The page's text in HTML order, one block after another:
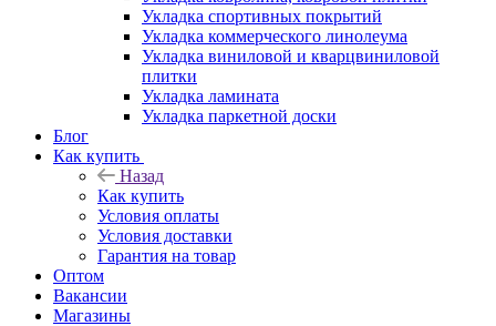
Укладка спортивных покрытий
Укладка коммерческого линолеума
Укладка виниловой и кварцвиниловой
плитки
Укладка ламината
Укладка паркетной доски
Блог
Как купить
Назад
Как купить
Условия оплаты
Условия доставки
Гарантия на товар
Оптом
Вакансии
Магазины